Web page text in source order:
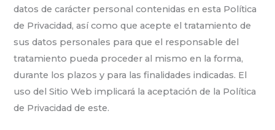
datos de carácter personal contenidas en esta Política
de Privacidad, así como que acepte el tratamiento de
sus datos personales para que el responsable del
tratamiento pueda proceder al mismo en la forma,
durante los plazos y para las finalidades indicadas. El
uso del Sitio Web implicará la aceptación de la Política
de Privacidad de este.